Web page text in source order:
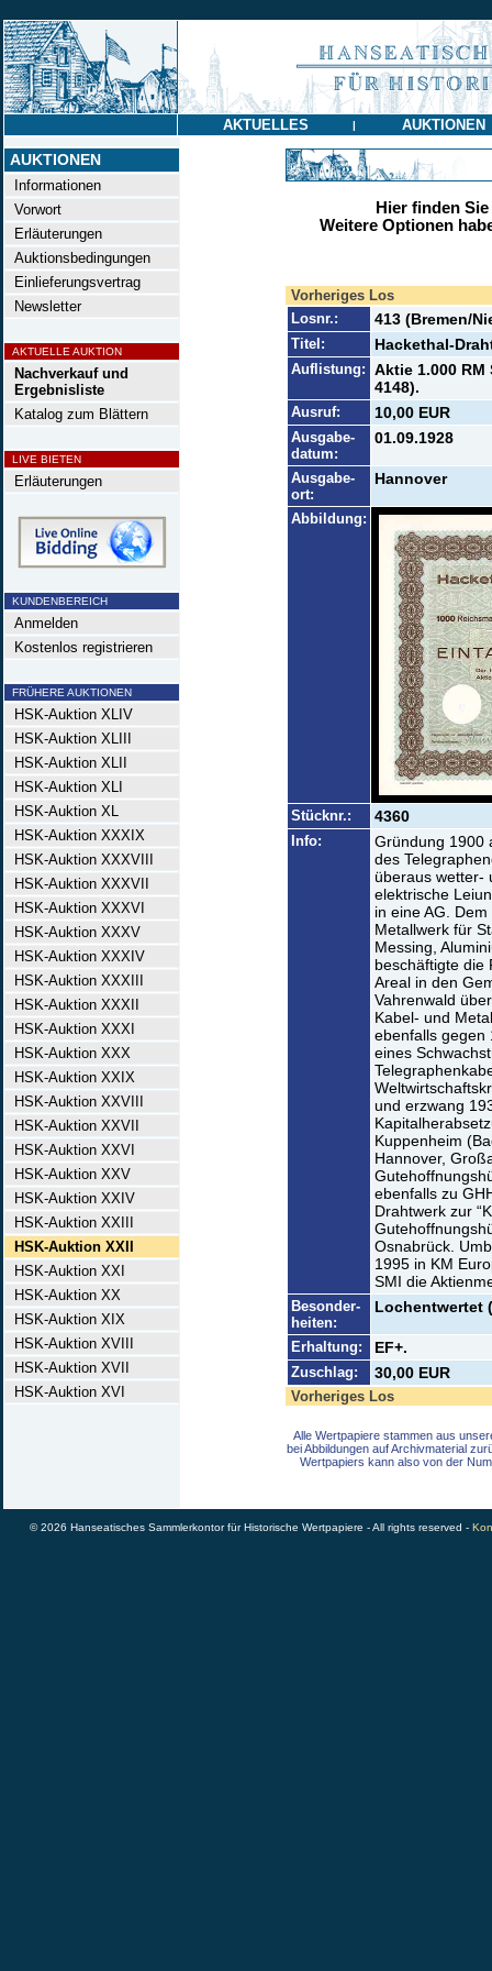
AKTUELLES | AUKTIONEN
AUKTIONEN
Informationen
Vorwort
Erläuterungen
Auktionsbedingungen
Einlieferungsvertrag
Newsletter
AKTUELLE AUKTION
Nachverkauf und
Ergebnisliste
Katalog zum Blättern
LIVE BIETEN
Erläuterungen
KUNDENBEREICH
Anmelden
Kostenlos registrieren
FRÜHERE AUKTIONEN
HSK-Auktion XLIV
HSK-Auktion XLIII
HSK-Auktion XLII
HSK-Auktion XLI
HSK-Auktion XL
HSK-Auktion XXXIX
HSK-Auktion XXXVIII
HSK-Auktion XXXVII
HSK-Auktion XXXVI
HSK-Auktion XXXV
HSK-Auktion XXXIV
HSK-Auktion XXXIII
HSK-Auktion XXXII
HSK-Auktion XXXI
HSK-Auktion XXX
HSK-Auktion XXIX
HSK-Auktion XXVIII
HSK-Auktion XXVII
HSK-Auktion XXVI
HSK-Auktion XXV
HSK-Auktion XXIV
HSK-Auktion XXIII
HSK-Auktion XXII
HSK-Auktion XXI
HSK-Auktion XX
HSK-Auktion XIX
HSK-Auktion XVIII
HSK-Auktion XVII
HSK-Auktion XVI
Hier finden
Weitere Optionen
Vorheriges Los
Losnr.:
413 (Bremen/
Titel: Hackethal-
Auflistung: Aktie 1.000
4148).
Ausruf: 10,00 EUR
Ausgabe-
datum:
01.09.1928
Ausgabe-
ort:
Hannover
Abbildung:
Stücknr.: 4360
Info:
Gründung 1900
des
überaus wetter-
elektrische
in eine AG.
Metallwerk für
Messing,
beschäftigte die
Areal in den
Vahrenwald
Kabel- und
ebenfalls gegen
eines
und erzwang
Kuppenheim
Hannover,
ebenfalls zu
Drahtwerk zur
Osnabrück.
1995 in KM
SMI die
Besonder-
heiten:
Lochentwertet
Erhaltung: EF+.
Zuschlag: 30,00 EUR
Vorheriges Los
Alle Wertpapiere stammen aus
bei Abbildungen auf Archivmaterial
Wertpapiers kann also von der
© 2026 Hanseatisches Sammlerkontor für Historische Wertpapiere - All rights reserved -